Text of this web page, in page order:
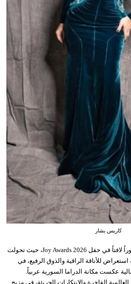
كاريس بشار
سجّلت النجمات السوريات حضوراً لافتاً في حفل Joy Awards 2026، حيث تحولت
للأناقة الراقية والذوق الرفيع، في
عكست مكانة الدراما السورية عربياً.
الفاخرة والابتكارات الجريئة، في مزيج